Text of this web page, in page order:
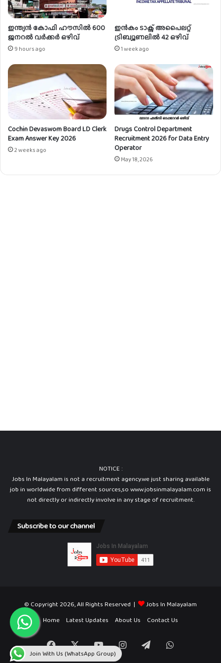
Join With Us (WhatsApp Group)
ഇന്ത്യൻ കോഫി ഹൗസിൽ 600
ജനറൽ വർക്കർ ഒഴിവ്
9 hours ago
ഇൻകം ടാക്സ് അപൈലറ്റ്
ട്രിബ്യൂണലിൽ 42 ഒഴിവ്
1 week ago
Cochin Devaswom Board LD Clerk
Exam Answer Key 2026
2 weeks ago
Drugs Control Department
Recruitment 2026 for Data Entry
Operator
May 18, 2026
NOTICE :
Jobs In Malayalam is not a recruitment agency.we just sharing available
job in worldwide from different sources,so www.jobsinmalayalam.com is
not directly or indirectly involve in any stage of recruitment.
Subscribe to our channel
© Copyright 2026, All Rights Reserved |
Jobs In Malayalam
Home
Latest Updates About Us Contact Us
Facebook
X YouTubeInstagramTelegramWhatsApp